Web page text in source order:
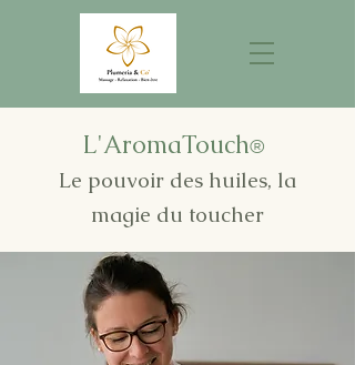
L'AromaTouch®
Le pouvoir des huiles, la
magie du toucher